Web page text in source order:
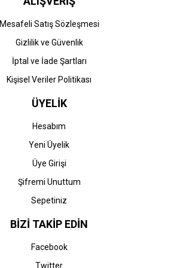
Mesafeli Satış Sözleşmesi
Gizlilik ve Güvenlik
İptal ve İade Şartları
Kişisel Veriler Politikası
ÜYELİK
Hesabım
Yeni Üyelik
Üye Girişi
Şifremi Unuttum
Sepetiniz
BİZİ TAKİP EDİN
Facebook
Twitter